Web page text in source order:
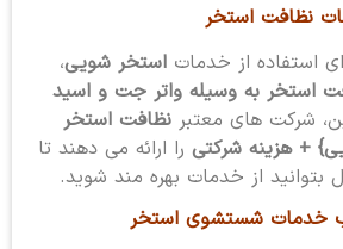
نظافت استخر
استفاده از خدمات استخر شویی،
استخر به وسیله واتر جت و اسید
شرکت های معتبر نظافت استخر
+ هزینه شرکتیرا ارائه می دهند تا
بتوانید از خدمات بهره مند شوید.
خدمات شستشوی استخر